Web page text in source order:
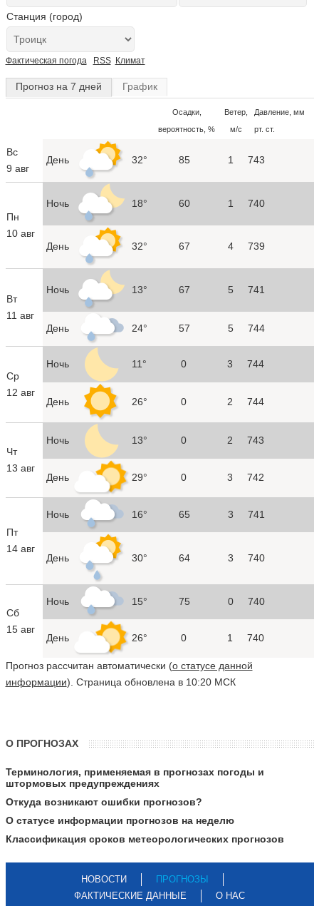
Станция (город)
Фактическая погода RSS Климат
Прогноз на 7 дней График
Осадки,
вероятность, %
Ветер,
м/с
Давление, мм
рт. ст.
Вс
9 авг
День 32° 85 1 743
Пн
10 авг
Ночь 18° 60 1 740
День 32° 67 4 739
Вт
11 авг
Ночь 13° 67 5 741
День 24° 57 5 744
Ср
12 авг
Ночь 11° 0 3 744
День 26° 0 2 744
Чт
13 авг
Ночь 13° 0 2 743
День 29° 0 3 742
Пт
14 авг
Ночь 16° 65 3 741
День 30° 64 3 740
Сб
15 авг
Ночь 15° 75 0 740
День 26° 0 1 740
Прогноз рассчитан автоматически (о статусе данной
информации). Страница обновлена в 10:20 МСК
О ПРОГНОЗАХ
Терминология, применяемая в прогнозах погоды и
штормовых предупреждениях
Откуда возникают ошибки прогнозов?
О статусе информации прогнозов на неделю
Классификация сроков метеорологических прогнозов
НОВОСТИ
ПРОГНОЗЫ
ФАКТИЧЕСКИЕ ДАННЫЕ
О НАС